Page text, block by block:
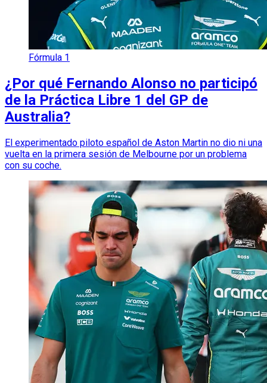
Fórmula 1
¿Por qué Fernando Alonso no participó
de la Práctica Libre 1 del GP de
Australia?
El experimentado piloto español de Aston Martin no dio ni una
vuelta en la primera sesión de Melbourne por un problema
con su coche.